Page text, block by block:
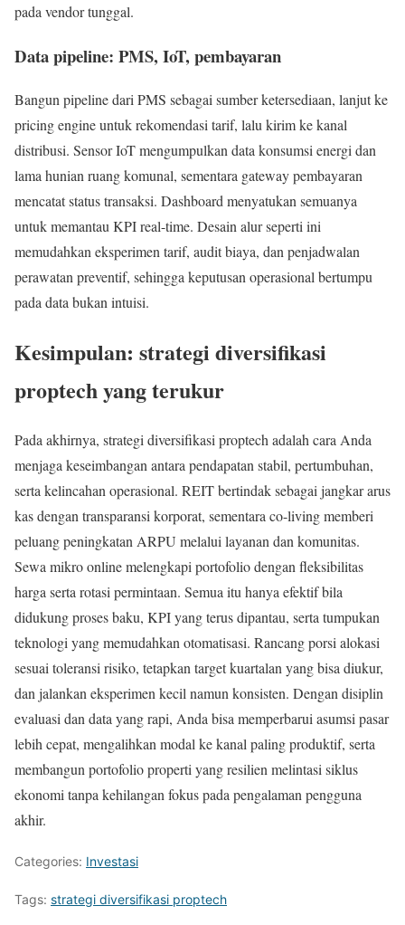
pada vendor tunggal.
Data pipeline: PMS, IoT, pembayaran
Bangun pipeline dari PMS sebagai sumber ketersediaan, lanjut ke
pricing engine untuk rekomendasi tarif, lalu kirim ke kanal
distribusi. Sensor IoT mengumpulkan data konsumsi energi dan
lama hunian ruang komunal, sementara gateway pembayaran
mencatat status transaksi. Dashboard menyatukan semuanya
untuk memantau KPI real-time. Desain alur seperti ini
memudahkan eksperimen tarif, audit biaya, dan penjadwalan
perawatan preventif, sehingga keputusan operasional bertumpu
pada data bukan intuisi.
Kesimpulan: strategi diversifikasi
proptech yang terukur
Pada akhirnya, strategi diversifikasi proptech adalah cara Anda
menjaga keseimbangan antara pendapatan stabil, pertumbuhan,
serta kelincahan operasional. REIT bertindak sebagai jangkar arus
kas dengan transparansi korporat, sementara co-living memberi
peluang peningkatan ARPU melalui layanan dan komunitas.
Sewa mikro online melengkapi portofolio dengan fleksibilitas
harga serta rotasi permintaan. Semua itu hanya efektif bila
didukung proses baku, KPI yang terus dipantau, serta tumpukan
teknologi yang memudahkan otomatisasi. Rancang porsi alokasi
sesuai toleransi risiko, tetapkan target kuartalan yang bisa diukur,
dan jalankan eksperimen kecil namun konsisten. Dengan disiplin
evaluasi dan data yang rapi, Anda bisa memperbarui asumsi pasar
lebih cepat, mengalihkan modal ke kanal paling produktif, serta
membangun portofolio properti yang resilien melintasi siklus
ekonomi tanpa kehilangan fokus pada pengalaman pengguna
akhir.
Categories: Investasi
Tags: strategi diversifikasi proptech